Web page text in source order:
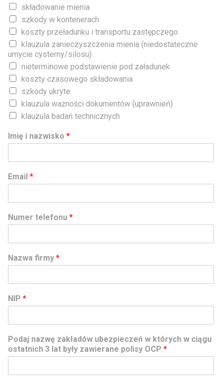
składowanie mienia
szkody w kontenerach
koszty przeładunku i transportu zastępczego
klauzula zanieczyszczenia mienia (niedostateczne
umycie cysterny/silosu)
nieterminowe podstawienie pod załadunek
koszty czasowego składowania
szkody ukryte
klauzula ważności dokumentów (uprawnień)
klauzula badań technicznych
Imię i nazwisko *
Email *
Numer telefonu *
Nazwa firmy *
NIP *
Podaj nazwę zakładów ubezpieczeń w których w ciągu
ostatnich 3 lat były zawierane polisy OCP *